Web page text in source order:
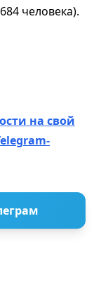
человека).
на свой